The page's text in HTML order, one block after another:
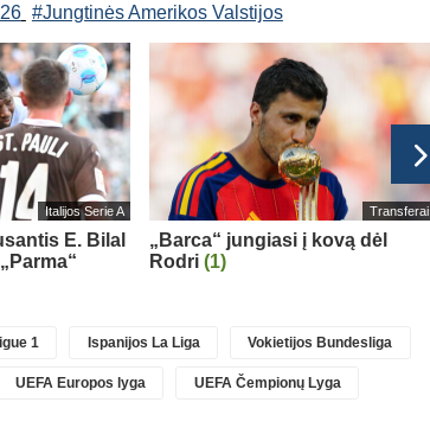
#Jungtinės Amerikos Valstijos
Italijos Serie A
E. Bilal
Transferai
„Barca“ jungiasi į kovą dėl
Rodri (1)
1 Ispanijos La Liga Vokietijos Bundesliga
UEFA Europos lyga UEFA Čempionų Lyga